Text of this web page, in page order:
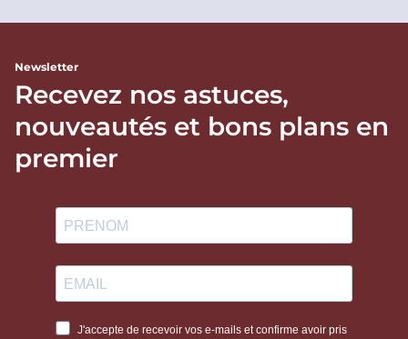
Newsletter
Recevez nos astuces,
nouveautés et bons plans en
premier